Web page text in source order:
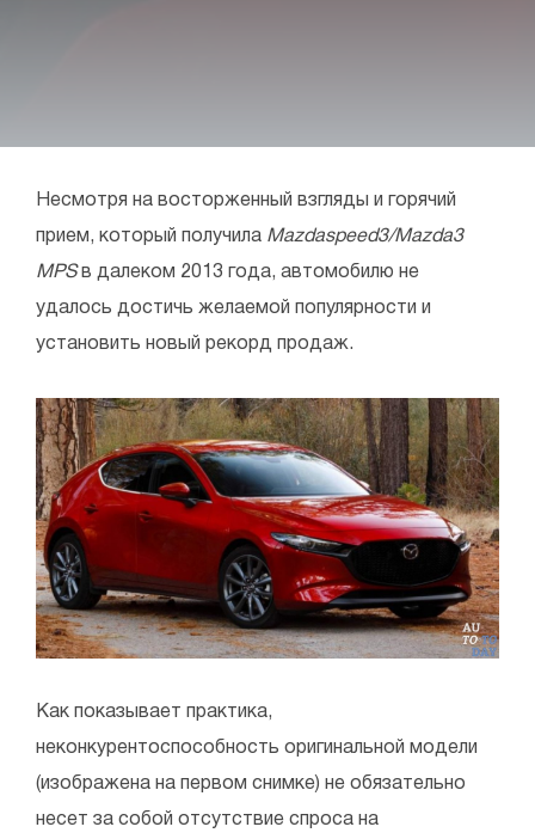
Несмотря на восторженный взгляды и горячий
прием, который получила Mazdaspeed3/Mazda3
MPSв далеком 2013 года, автомобилю не
удалось достичь желаемой популярности и
установить новый рекорд продаж.
Как показывает практика,
неконкурентоспособность оригинальной модели
(изображена на первом снимке) не обязательно
несет за собой отсутствие спроса на